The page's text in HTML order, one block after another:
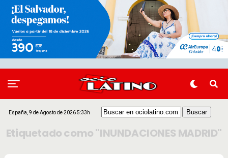
España, 9 de Agosto de 2026 5:33h
Etiquetado como "INUNDACIONES MADRID"